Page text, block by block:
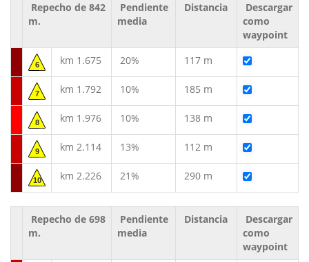
Repecho de 842
m.
Pendiente
media
Distancia
Descargar
como
waypoint
6 km 1.675 20% 117 m
7 km 1.792 10% 185 m
8 km 1.976 10% 138 m
9 km 2.114 13% 112 m
10 km 2.226 21% 290 m
Repecho de 698
m.
Pendiente
media
Distancia
Descargar
como
waypoint